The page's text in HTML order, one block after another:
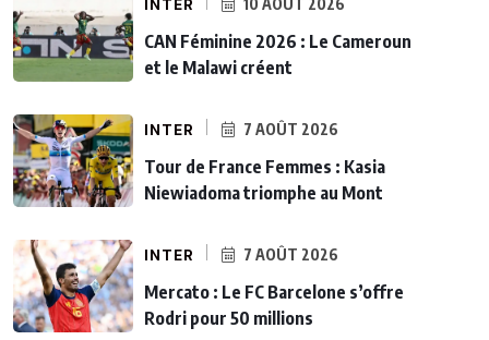
INTER
CAN Féminine 2026 : Le Cameroun
et le Malawi créent
INTER 7 AOÛT 2026
Tour de France Femmes : Kasia
Niewiadoma triomphe au Mont
INTER 7 AOÛT 2026
Mercato : Le FC Barcelone s’offre
Rodri pour 50 millions